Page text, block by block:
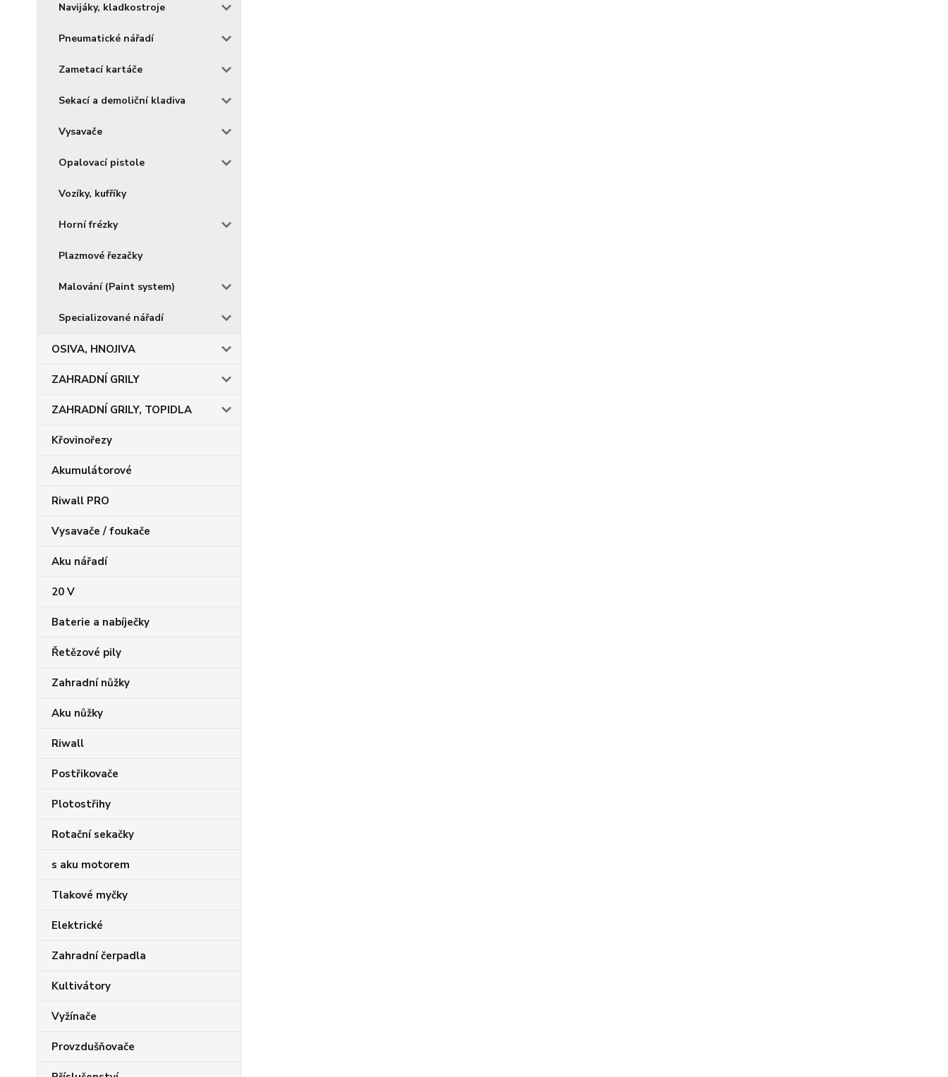
Navijáky, kladkostroje
Pneumatické nářadí
Zametací kartáče
Sekací a demoliční kladiva
Vysavače
Opalovací pistole
Vozíky, kufříky
Horní frézky
Plazmové řezačky
Malování (Paint system)
Specializované nářadí
OSIVA, HNOJIVA
ZAHRADNÍ GRILY
ZAHRADNÍ GRILY, TOPIDLA
Křovinořezy
Akumulátorové
Riwall PRO
Vysavače / foukače
Aku nářadí
20 V
Baterie a nabíječky
Řetězové pily
Zahradní nůžky
Aku nůžky
Riwall
Postřikovače
Plotostřihy
Rotační sekačky
s aku motorem
Tlakové myčky
Elektrické
Zahradní čerpadla
Kultivátory
Vyžínače
Provzdušňovače